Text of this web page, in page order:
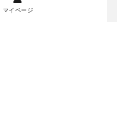
マイページ